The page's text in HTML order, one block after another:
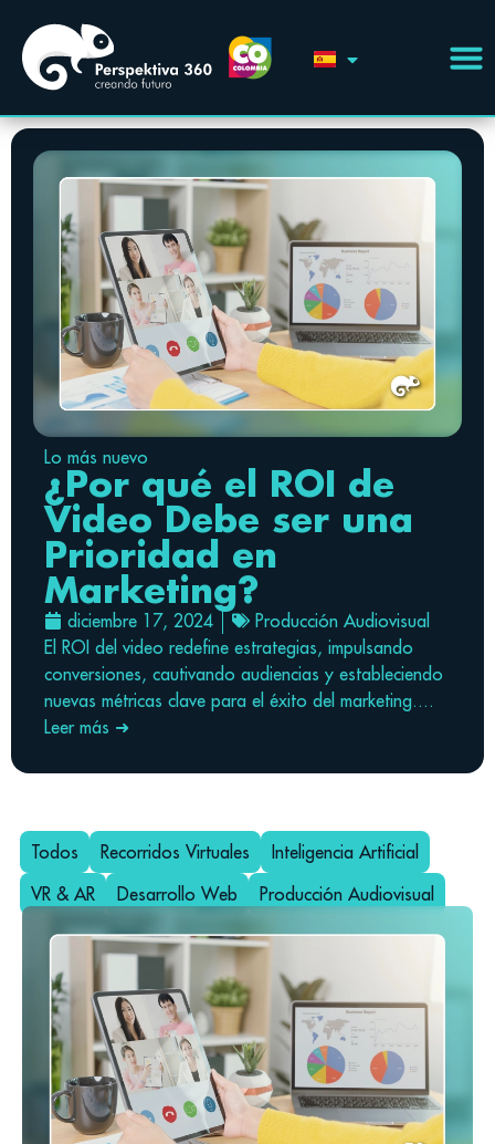
Lo más nuevo
¿Por qué el ROI de
Video Debe ser una
Prioridad en
Marketing?
diciembre 17, 2024
Producción Audiovisual
El ROI del video redefine estrategias, impulsando
conversiones, cautivando audiencias y estableciendo
nuevas métricas clave para el éxito del marketing....
Leer más ➜
Todos Recorridos Virtuales
Inteligencia Artificial
VR & AR
Desarrollo Web Producción Audiovisual